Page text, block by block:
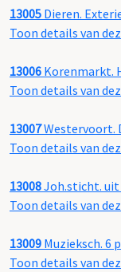
13005 Dieren.
Toon details van
13006 Korenmarkt.
Toon details van
13007Westervoort.
Toon details van
13008Joh.sticht.
Toon details van
13009 Muzieksch. 6
Toon details van